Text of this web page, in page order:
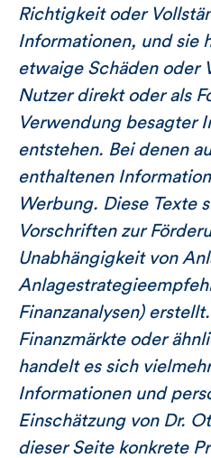
Richtigkeit oder
Informationen, und sie
etwaige Schäden oder
Nutzer direkt oder als
Verwendung besagter
entstehen. Bei denen
enthaltenen
Werbung. Diese Texte
Vorschriften zur
Unabhängigkeit von
Finanzanalysen)
Finanzmärkte oder
handelt es sich
Informationen und
Einschätzung von Dr.
dieser Seite konkrete